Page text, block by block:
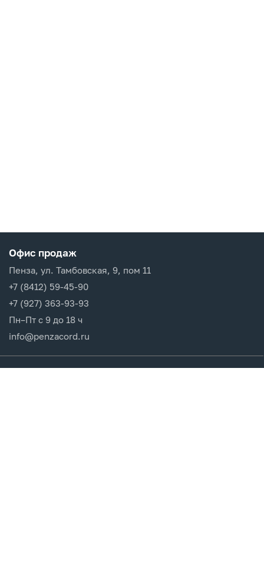
Офис продаж
Пенза, ул. Тамбовская, 9, пом 11
+7 (8412) 59-45-90
+7 (927) 363-93-93
Пн–Пт с 9 до 18 ч
info@penzacord.ru
Производители